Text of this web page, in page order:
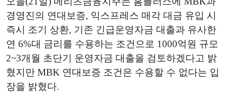
경영진의 연대보증, 익스프레스 매각 대금 유입 시
즉시 조기 상환, 기존 긴급운영자금 대출과 유사한
연 6%대 금리를 수용하는 조건으로 1000억원 규모
2~3개월 초단기 운영자금 대출을 검토하겠다고 밝
혔지만 MBK 연대보증 조건은 수용할 수 없다는 입
장을 밝혔다.